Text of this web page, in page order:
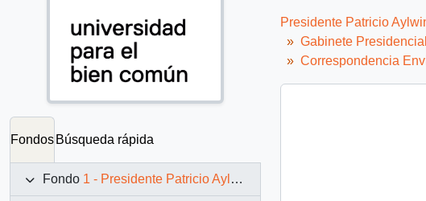
Fondos Búsqueda rápida
Fondo 1 - Presidente Patricio Aylwin Azócar (1990-1994)
Presidente Patricio
Gabinete
Correspondencia